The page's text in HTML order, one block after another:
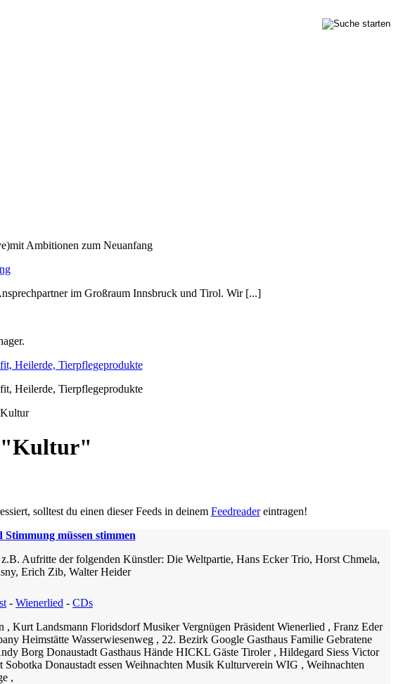
Ambitionen zum Neuanfang
im Großraum Innsbruck und Tirol. Wir [...]
Heilerde, Tierpflegeprodukte
Heilerde, Tierpflegeprodukte
"Kultur"
solltest du einen dieser Feeds in deinem Feedreadereintragen!
müssen stimmen
Aufritte der folgenden Künstler: Die Weltpartie, Hans Ecker Trio, Horst Chmela,
Erich Zib, Walter Heider
- Wienerlied - CDs
, Kurt Landsmann Floridsdorf Musiker Vergnügen Präsident Wienerlied , Franz Eder
Heimstätte Wasserwiesenweg , 22. Bezirk Google Gasthaus Familie Gebratene
Borg Donaustadt Gasthaus Hände HICKL Gäste Tiroler , Hildegard Siess Victor
Donaustadt essen Weihnachten Musik Kulturverein WIG , Weihnachten
,